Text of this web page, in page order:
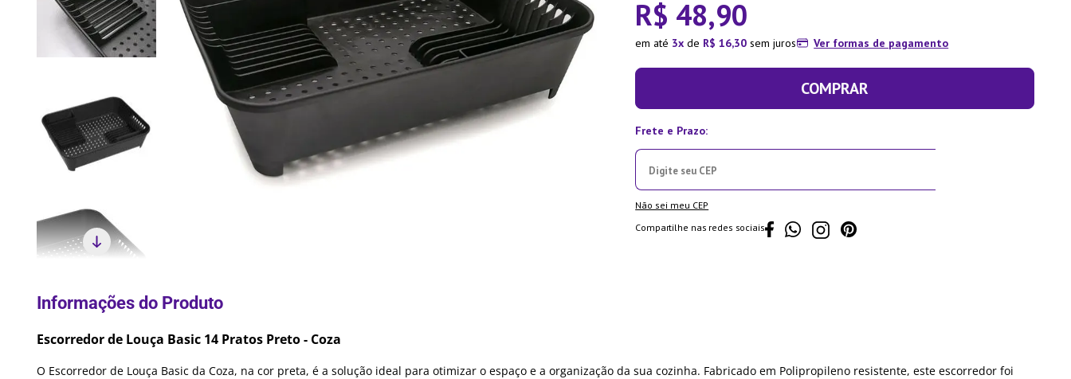
R$ 48,90
em até 3 de R$ 16,30 sem juros Ver formas de pagamento
COMPRAR
Não sei meu CEP
Compartilhe nas redes sociais
Escorredor de Louça Basic 14 Pratos Preto - Coza
O Escorredor de Louça Basic da Coza, na cor preta, é a solução ideal para otimizar o espaço e a organização da sua cozinha. Fabricado em Polipropileno resistente, este escorredor foi
10º Lixeira